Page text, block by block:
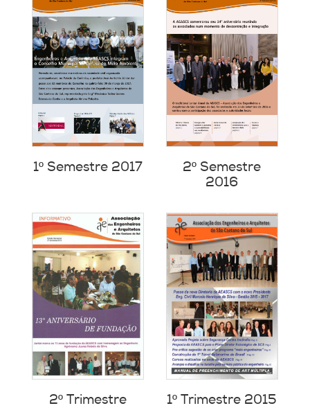
1º Semestre 2017
2º Semestre
2016
2º Trimestre 1º Trimestre 2015